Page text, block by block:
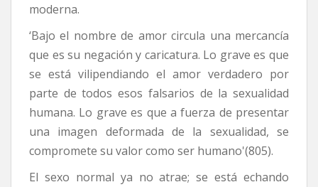
moderna.
‘Bajo el nombre de amor circula una mercancía
que es su negación y caricatura. Lo grave es que
se está vilipendiando el amor verdadero por
parte de todos esos falsarios de la sexualidad
humana. Lo grave es que a fuerza de presentar
una imagen deformada de la sexualidad, se
compromete su valor como ser humano'(805).
El sexo normal ya no atrae; se está echando